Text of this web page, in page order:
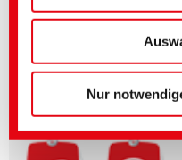
unserer
Nur
Senden Sie eine E-Mail an den
Geschäftsbereich